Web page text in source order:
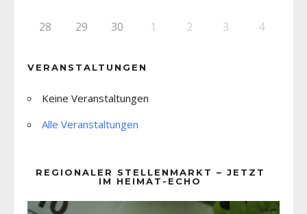
28 29 30 1 2 3 4
VERANSTALTUNGEN
Keine Veranstaltungen
Alle Veranstaltungen
REGIONALER STELLENMARKT – JETZT
IM HEIMAT-ECHO